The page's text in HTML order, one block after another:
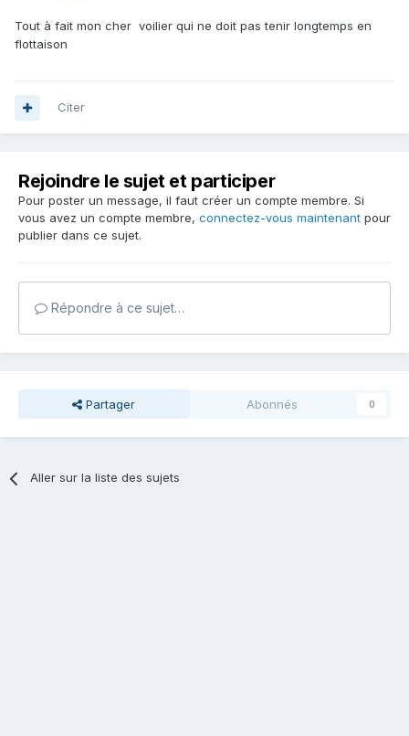
Tout à fait mon cher voilier qui ne doit pas tenir longtemps en
flottaison
Citer
Rejoindre le sujet et participer
Pour poster un message, il faut créer un compte membre. Si
vous avez un compte membre, connectez-vous maintenant pour
publier dans ce sujet.
Répondre à ce sujet…
Partager Abonnés 0
Aller sur la liste des sujets